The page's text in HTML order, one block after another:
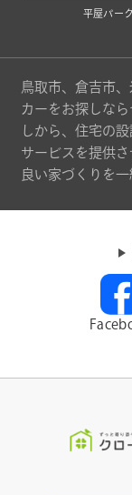
平屋パーク
鳥取市、倉吉市
カーをお探しな
しから、住宅の
サービスを提供
良い家づくりを